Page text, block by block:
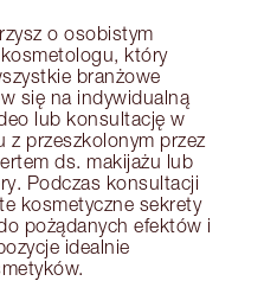
o osobistym
który
branżowe
się na indywidualną
lub konsultację w
z przeszkolonym przez
ds. makijażu lub
Podczas konsultacji
kosmetyczne sekrety
pożądanych efektów i
idealnie